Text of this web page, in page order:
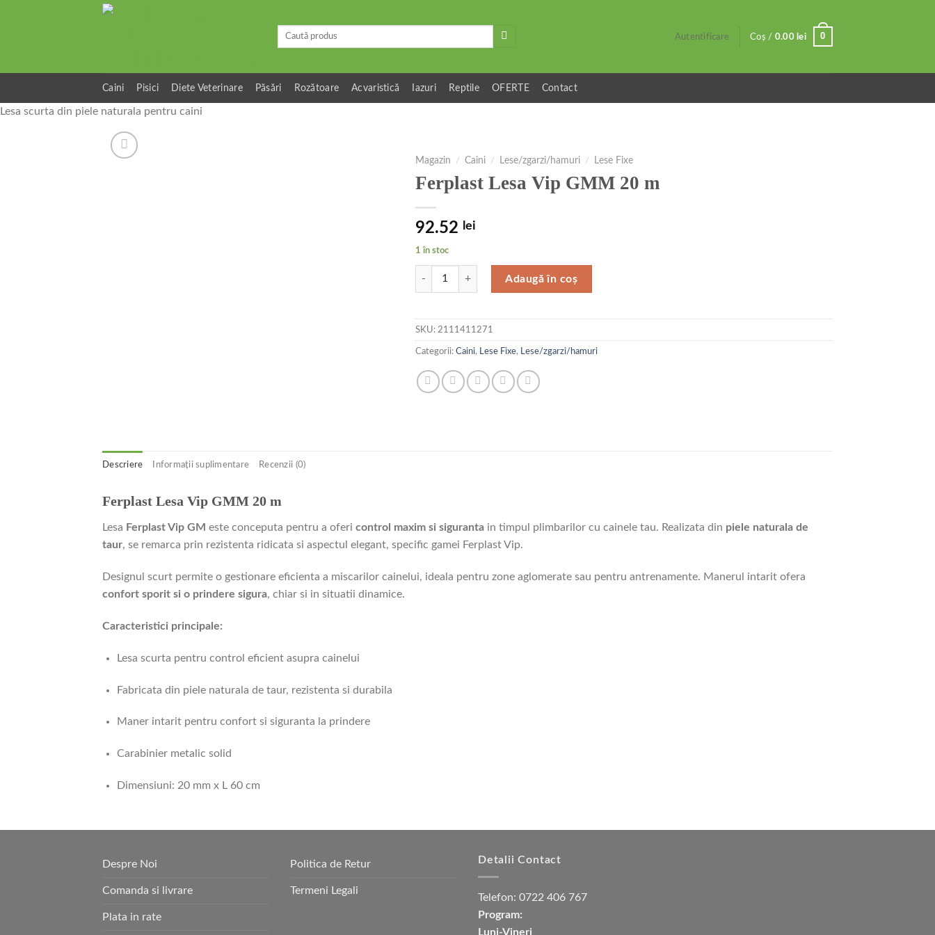
Caută
Autentificare Coș / 0.00 lei 0
Caini Pisici Diete Veterinare Păsări Rozătoare Acvaristică Iazuri Reptile OFERTE Contact
Lesa scurta din piele naturala pentru caini
Magazin / Caini / Lese/zgarzi/hamuri / Lese Fixe
Ferplast Lesa Vip GMM 20 m
92.52 lei
1 în stoc
Cantitate Ferplast Lesa Vip GMM 20 m
Adaugă în coș
SKU: 2111411271
Categorii: Caini, Lese Fixe, Lese/zgarzi/hamuri
Descriere Informații suplimentare Recenzii (0)
Ferplast Lesa Vip GMM 20 m
Lesa Ferplast Vip GM este conceputa pentru a oferi control maxim si siguranta in timpul plimbarilor cu cainele tau. Realizata din piele naturala de
taur, se remarca prin rezistenta ridicata si aspectul elegant, specific gamei Ferplast Vip.
Designul scurt permite o gestionare eficienta a miscarilor cainelui, ideala pentru zone aglomerate sau pentru antrenamente. Manerul intarit ofera
confort sporit si o prindere sigura, chiar si in situatii dinamice.
Caracteristici principale:
Lesa scurta pentru control eficient asupra cainelui
Fabricata din piele naturala de taur, rezistenta si durabila
Maner intarit pentru confort si siguranta la prindere
Carabinier metalic solid
Dimensiuni: 20 mm x L 60 cm
Despre Noi
Comanda si livrare
Plata in rate
Politica de Retur
Termeni Legali
Detalii Contact
Telefon: 0722 406 767
Program:
Luni-Vineri